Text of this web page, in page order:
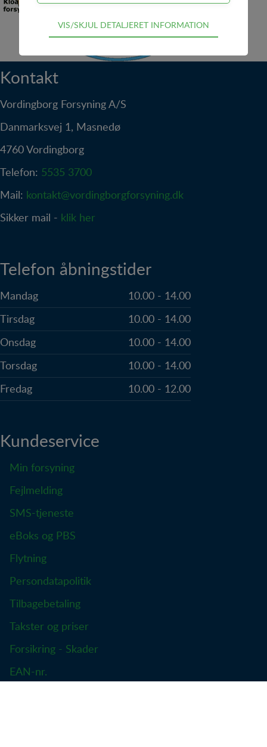
Kontakt
Vordingborg Forsyning A/S
Danmarksvej 1, Masnedø
4760 Vordingborg
Telefon: 5535 3700
Mail: kontakt@vordingborgforsyning.dk
Sikker mail - klik her
Telefon åbningstider
Mandag
10.00 - 14.00
Tirsdag
10.00 - 14.00
Onsdag
10.00 - 14.00
Torsdag
10.00 - 14.00
Fredag
10.00 - 12.00
Kundeservice
Min forsyning
Fejlmelding
SMS-tjeneste
eBoks og PBS
Flytning
Persondatapolitik
Tilbagebetaling
Takster og priser
Forsikring - Skader
EAN-nr.
Teknisk
Tekniske cookies er nødvendige for hjemmesidens
adgangskontrol samt indkøbskurv og kan derfor ikke
fravælges.
Statistik
brugervenlighed og effektiviteten af en hjemmeside.
og hvordan hjemmesiden bruges.
Personalisering
Personaliserings-cookies (tracking-cookies) indsamler
hjemmesider og registrerer, hvad brugeren
bruger.
VIS/SKJUL DETALJERET INFORMATION